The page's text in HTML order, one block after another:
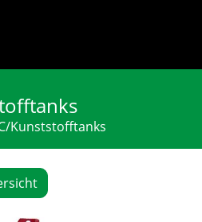
Kunststofftanks